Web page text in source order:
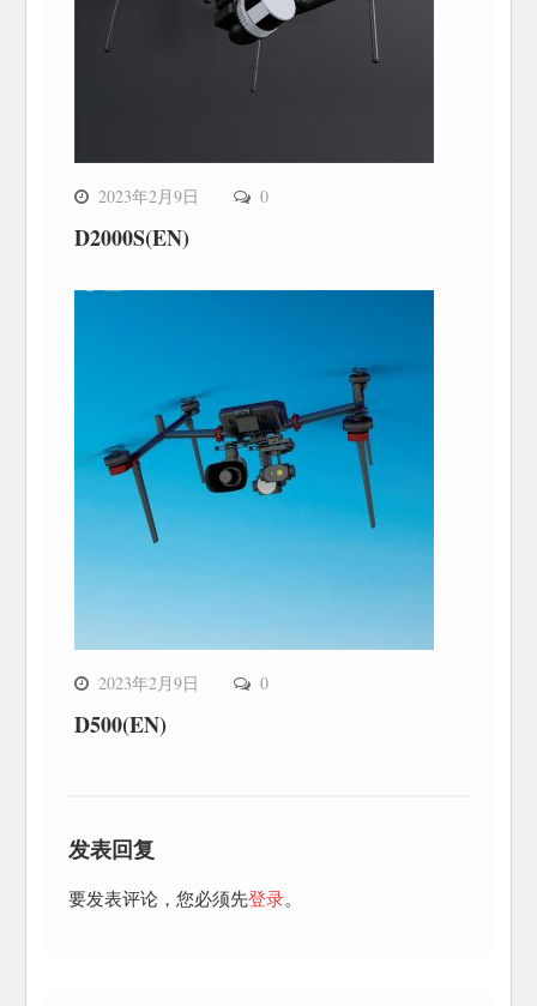
2023年2月9日 0
D2000S(EN)
2023年2月9日 0
D500(EN)
发表回复
要发表评论，您必须先登录。